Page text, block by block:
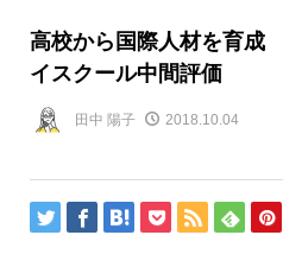
高校から国際人材を育
イスクール中間評価
田中 陽子 2018.10.04